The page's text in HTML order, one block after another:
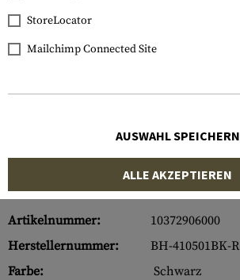
Artikelnummer:
10372906000
Herstellernummer:
BH-410501BK-R
Farbe:
Schwarz
StoreLocator
Mailchimp Connected Site
AUSWAHL SPEICHERN
ALLE AKZEPTIEREN